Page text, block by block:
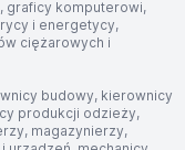
graficy komputerowi,
i energetycy,
ciężarowych i
budowy, kierownicy
produkcji odzieży,
magazynierzy,